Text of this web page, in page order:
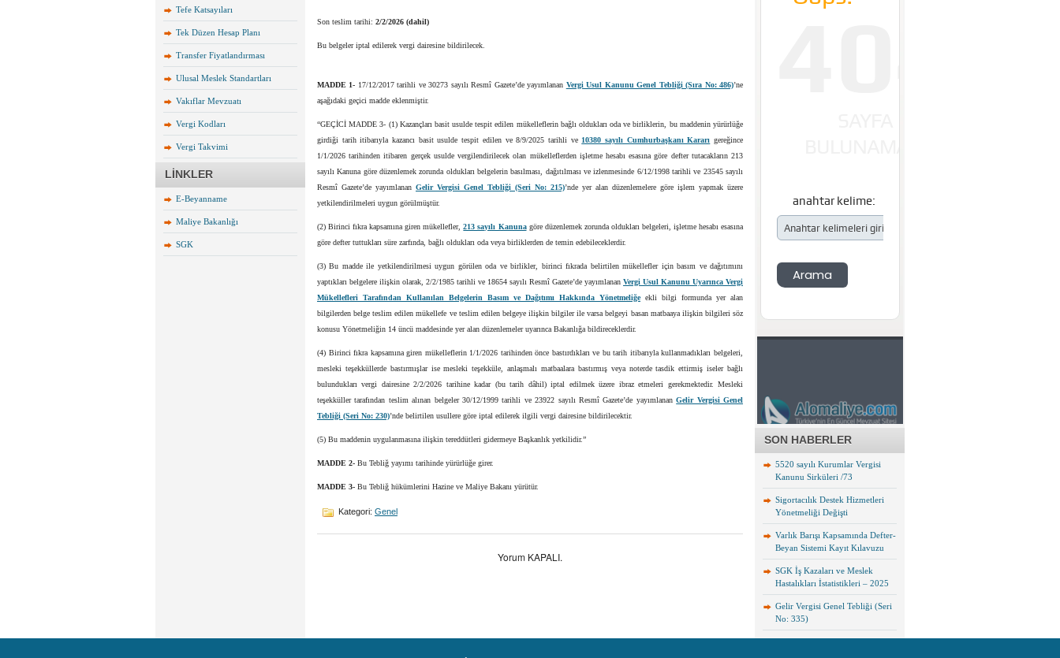
Tefe Katsayıları
Tek Düzen Hesap Planı
Transfer Fiyatlandırması
Ulusal Meslek Standartları
Vakıflar Mevzuatı
Vergi Kodları
Vergi Takvimi
LİNKLER
E-Beyanname
Maliye Bakanlığı
SGK
Son teslim tarihi: 2/2/2026 (dahil)
Bu belgeler iptal edilerek vergi dairesine bildirilecek.
MADDE 1- 17/12/2017 tarihli ve 30273 sayılı Resmî Gazete’de yayımlanan Vergi Usul Kanunu Genel Tebliği (Sıra No: 486)’ne
aşağıdaki geçici madde eklenmiştir.
“GEÇİCİ MADDE 3- (1) Kazançları basit usulde tespit edilen mükelleflerin bağlı oldukları oda ve birliklerin, bu maddenin yürürlüğe
girdiği tarih itibarıyla kazancı basit usulde tespit edilen ve 8/9/2025 tarihli ve 10380 sayılı Cumhurbaşkanı Kararı gereğince
1/1/2026 tarihinden itibaren gerçek usulde vergilendirilecek olan mükelleflerden işletme hesabı esasına göre defter tutacakların 213
sayılı Kanuna göre düzenlemek zorunda oldukları belgelerin basılması, dağıtılması ve izlenmesinde 6/12/1998 tarihli ve 23545 sayılı
Resmî Gazete’de yayımlanan Gelir Vergisi Genel Tebliği (Seri No: 215)’nde yer alan düzenlemelere göre işlem yapmak üzere
yetkilendirilmeleri uygun görülmüştür.
(2) Birinci fıkra kapsamına giren mükellefler,213 sayılı Kanunagöre düzenlemek zorunda oldukları belgeleri, işletme hesabı esasına
göre defter tuttukları süre zarfında, bağlı oldukları oda veya birliklerden de temin edebileceklerdir.
(3) Bu madde ile yetkilendirilmesi uygun görülen oda ve birlikler, birinci fıkrada belirtilen mükellefler için basım ve dağıtımını
yaptıkları belgelere ilişkin olarak, 2/2/1985 tarihli ve 18654 sayılı Resmî Gazete’de yayımlanan Vergi Usul Kanunu Uyarınca Vergi
Mükellefleri Tarafından Kullanılan Belgelerin Basım ve Dağıtımı Hakkında Yönetmeliğeekli bilgi formunda yer alan
bilgilerden belge teslim edilen mükellefe ve teslim edilen belgeye ilişkin bilgiler ile varsa belgeyi basan matbaaya ilişkin bilgileri söz
konusu Yönetmeliğin 14 üncü maddesinde yer alan düzenlemeler uyarınca Bakanlığa bildireceklerdir.
(4) Birinci fıkra kapsamına giren mükelleflerin 1/1/2026 tarihinden önce bastırdıkları ve bu tarih itibarıyla kullanmadıkları belgeleri,
mesleki teşekküllerde bastırmışlar ise mesleki teşekküle, anlaşmalı matbaalara bastırmış veya noterde tasdik ettirmiş iseler bağlı
bulundukları vergi dairesine 2/2/2026 tarihine kadar (bu tarih dâhil) iptal edilmek üzere ibraz etmeleri gerekmektedir. Mesleki
teşekküller tarafından teslim alınan belgeler 30/12/1999 tarihli ve 23922 sayılı Resmî Gazete’de yayımlananGelir Vergisi Genel
Tebliği (Seri No: 230)’nde belirtilen usullere göre iptal edilerek ilgili vergi dairesine bildirilecektir.
(5) Bu maddenin uygulanmasına ilişkin tereddütleri gidermeye Başkanlık yetkilidir.”
MADDE 2- Bu Tebliğ yayımı tarihinde yürürlüğe girer.
MADDE 3- Bu Tebliğ hükümlerini Hazine ve Maliye Bakanı yürütür.
Kategori: Genel
Yorum KAPALI.
SON HABERLER
5520 sayılı Kurumlar Vergisi
Kanunu Sirküleri /73
Sigortacılık Destek Hizmetleri
Yönetmeliği Değişti
Varlık Barışı Kapsamında Defter-
Beyan Sistemi Kayıt Kılavuzu
SGK İş Kazaları ve Meslek
Hastalıkları İstatistikleri – 2025
Gelir Vergisi Genel Tebliği (Seri
No: 335)